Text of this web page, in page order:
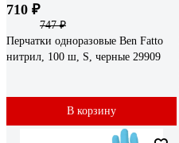
710 ₽
747 ₽
Перчатки одноразовые Ben Fatto
нитрил, 100 ш, S, черные 29909
В корзину